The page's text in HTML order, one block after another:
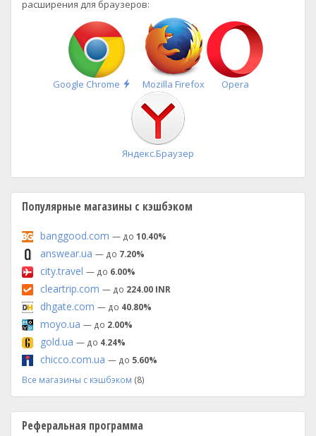
расширения для браузеров:
Google Chrome
Быстрая
установка
Mozilla Firefox Opera
Яндекс.Браузер
Популярные магазины с кэшбэком
banggood.com — до 10.40%
answear.ua — до 7.20%
city.travel — до 6.00%
cleartrip.com — до 224.00 INR
dhgate.com — до 40.80%
moyo.ua — до 2.00%
gold.ua — до 4.24%
chicco.com.ua — до 5.60%
Все магазины с кэшбэком (8)
Реферальная программа